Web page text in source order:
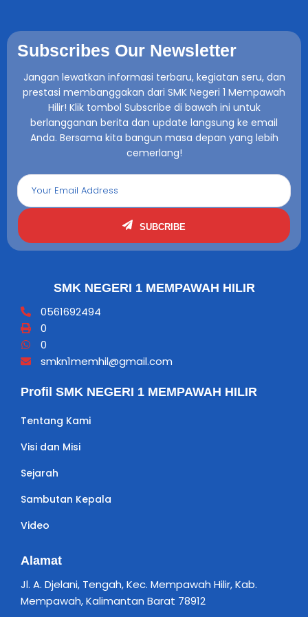
Subscribes Our Newsletter
Jangan lewatkan informasi terbaru, kegiatan seru, dan
prestasi membanggakan dari SMK Negeri 1 Mempawah
Hilir! Klik tombol Subscribe di bawah ini untuk
berlangganan berita dan update langsung ke email
Anda. Bersama kita bangun masa depan yang lebih
cemerlang!
SUBCRIBE
SMK NEGERI 1 MEMPAWAH HILIR
0561692494
0
0
smkn1memhil@gmail.com
Profil SMK NEGERI 1 MEMPAWAH HILIR
Tentang Kami
Visi dan Misi
Sejarah
Sambutan Kepala
Video
Alamat
Jl. A. Djelani, Tengah, Kec. Mempawah Hilir, Kab.
Mempawah, Kalimantan Barat 78912